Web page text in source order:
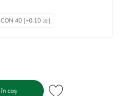
40 [+0,10 lei]
coș